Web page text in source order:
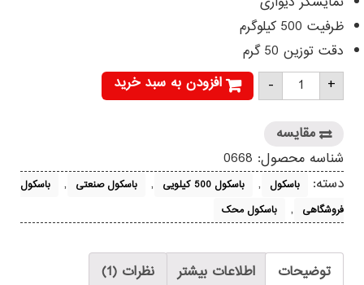
ظرفیت 500 کیلوگرم
دقت توزین 50 گرم
- باسکول
محک
500
مدل
دیواری
عدد
+ افزودن به سبد خرید
مقایسه
شناسه محصول: 0668
دسته:
باسکول , باسکول 500 کیلویی , باسکول صنعتی ,
باسکول
فروشگاهی , باسکول محک
توضیحات اطلاعات بیشتر نظرات (1)